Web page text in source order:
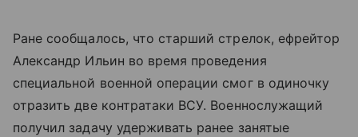
Ране сообщалось, что старший стрелок, ефрейтор
Александр Ильин во время проведения
специальной военной операции смог в одиночку
отразить две контратаки ВСУ. Военнослужащий
получил задачу удерживать ранее занятые